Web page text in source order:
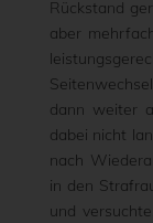
Rückstand
aber
dann weiter
dabei nicht
nach
in den
und